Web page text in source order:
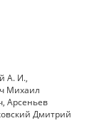
А. И.,
Михаил
, Арсеньев
Дмитрий